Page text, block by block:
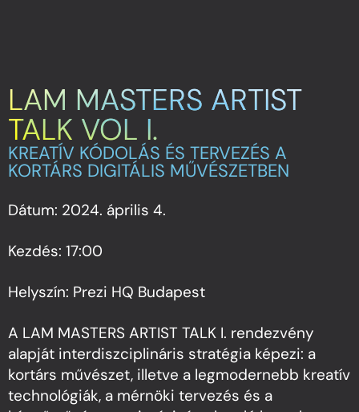
LAM MASTERS ARTIST
TALK VOL I.
KREATÍV KÓDOLÁS ÉS TERVEZÉS A
KORTÁRS DIGITÁLIS MŰVÉSZETBEN
Dátum: 2024. április 4.
Kezdés: 17:00
Helyszín: Prezi HQ Budapest
A LAM MASTERS ARTIST TALK I. rendezvény
alapját interdiszciplináris stratégia képezi: a
kortárs művészet, illetve a legmodernebb kreatív
technológiák, a mérnöki tervezés és a